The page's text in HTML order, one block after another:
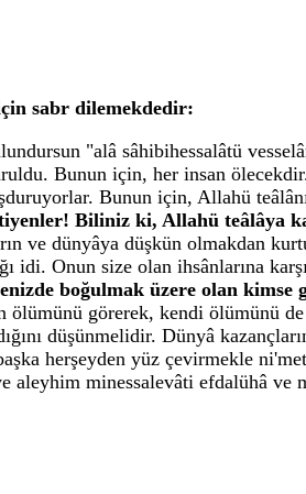
sabr dilemekdedir:
"alâ sâhibihessalâtü
Bunun için, her insan
Bunun için, Allahü
Biliniz ki, Allahü teâlâya
ve dünyâya düşkün olmakdan
idi. Onun size olan ihsânlarına
boğulmak üzere olan kimse
ölümünü görerek, kendi ölümünü
düşünmelidir. Dünyâ
herşeyden yüz çevirmekle
minessalevâti efdalühâ ve